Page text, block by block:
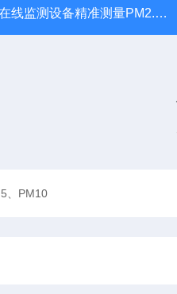
监测设备精准测量PM2.5和PM10